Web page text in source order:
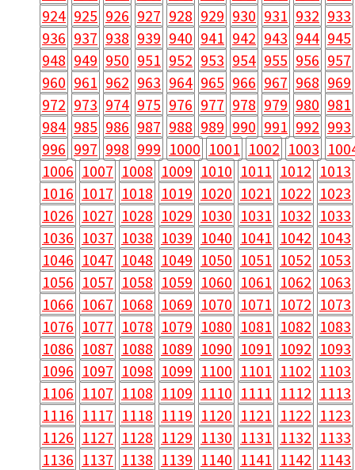
924 925 926 927 928 929 930 931 932 933
936 937 938 939 940 941 942 943 944 945
948 949 950 951 952 953 954 955 956 957
960 961 962 963 964 965 966 967 968 969
972 973 974 975 976 977 978 979 980 981
984 985 986 987 988 989 990 991 992 993
996 997 998 999 1000 1001 1002 1003
1006 1007 1008 1009 1010 1011 1012 1013
1016 1017 1018 1019 1020 1021 1022 1023
1026 1027 1028 1029 1030 1031 1032 1033
1036 1037 1038 1039 1040 1041 1042 1043
1046 1047 1048 1049 1050 1051 1052 1053
1056 1057 1058 1059 1060 1061 1062 1063
1066 1067 1068 1069 1070 1071 1072 1073
1076 1077 1078 1079 1080 1081 1082 1083
1086 1087 1088 1089 1090 1091 1092 1093
1096 1097 1098 1099 1100 1101 1102 1103
1106 1107 1108 1109 1110 1111 1112 1113
1116 1117 1118 1119 1120 1121 1122 1123
1126 1127 1128 1129 1130 1131 1132 1133
1136 1137 1138 1139 1140 1141 1142 1143